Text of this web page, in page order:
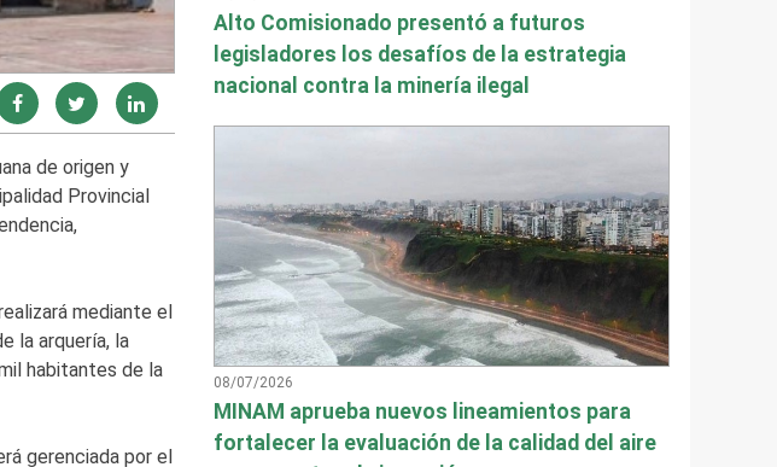
de origen y
Provincial
mediante el
la arquería, la
habitantes de la
gerenciada por el
Alto Comisionado presentó a futuros
legisladores los desafíos de la estrategia
nacional contra la minería ilegal
08/07/2026
MINAM aprueba nuevos lineamientos para
fortalecer la evaluación de la calidad del aire